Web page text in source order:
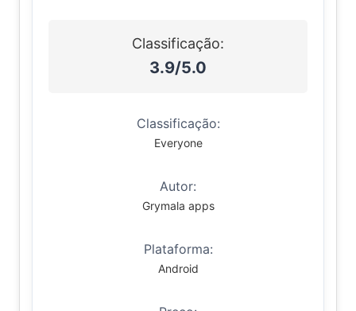
Classificação:
3.9/5.0
Classificação:
Everyone
Autor:
Grymala apps
Plataforma:
Android